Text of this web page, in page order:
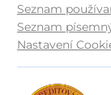
Seznam
Seznam
Nastavení